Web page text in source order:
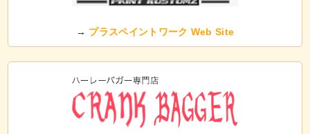
→ プラスペイントワーク Web Site